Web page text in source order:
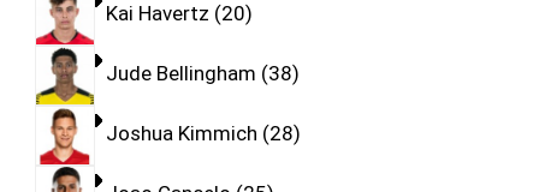
Kai Havertz 20
Jude Bellingham 38
Joshua Kimmich 28